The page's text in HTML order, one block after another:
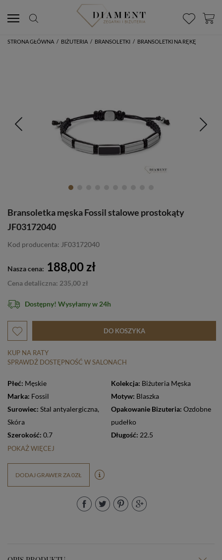
STRONA GŁÓWNA / BIŻUTERIA / BRANSOLETKI / BRANSOLETKI NA RĘKĘ
Bransoletka męska Fossil stalowe prostokąty
JF03172040
Kod producenta: JF03172040
Nasza cena: 188,00 zł
Cena detaliczna: 235,00 zł
Dostępny! Wysyłamy w 24h
DO KOSZYKA
KUP NA RATY
SPRAWDŹ DOSTĘPNOŚĆ W SALONACH
Płeć: Męskie Kolekcja: Biżuteria Męska
Marka: Fossil Motyw: Blaszka
Surowiec: Stal antyalergiczna,
Skóra
Opakowanie Bizuteria: Ozdobne
pudełko
Szerokość: 0.7 Długość: 22.5
POKAŻ WIĘCEJ
DODAJ GRAWER ZA 0ZŁ